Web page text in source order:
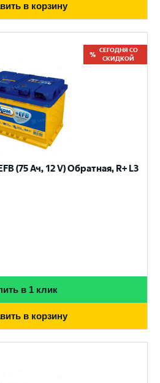
в корзину
СЕГОДНЯ СО
СКИДКОЙ
(75 Ач, 12 V) Обратная, R+ L3
в 1 клик
в корзину